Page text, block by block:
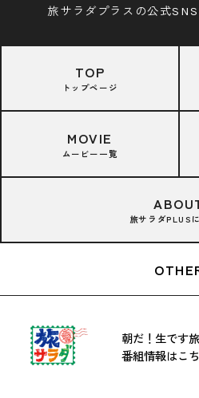
旅サラダプラスの公式
TOP
トップページ
MOVIE
ムービー一覧
旅サラダPLUS
朝だ！生です
番組情報はこ